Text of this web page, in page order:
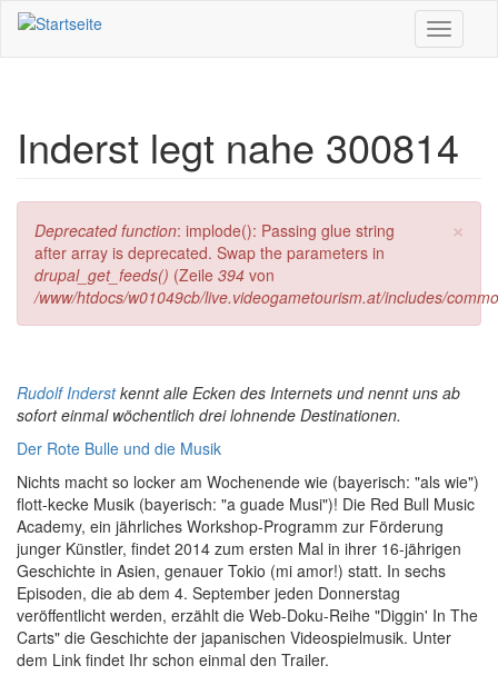
Direkt zum Inhalt
Toggle
Inderst legt nahe 300814
×
Fehlermeldung
Deprecated function: implode(): Passing glue string
after array is deprecated. Swap the parameters in
drupal_get_feeds() (Zeile 394 von
/www/htdocs/w01049cb/live.videogametourism.at/includes/
Rudolf Inderstkennt alle Ecken des Internets und nennt uns ab
sofort einmal wöchentlich drei lohnende Destinationen.
Der Rote Bulle und die Musik
Nichts macht so locker am Wochenende wie (bayerisch: "als wie")
flott-kecke Musik (bayerisch: "a guade Musi")! Die Red Bull Music
Academy, ein jährliches Workshop-Programm zur Förderung
junger Künstler, findet 2014 zum ersten Mal in ihrer 16-jährigen
Geschichte in Asien, genauer Tokio (mi amor!) statt. In sechs
Episoden, die ab dem 4. September jeden Donnerstag
veröffentlicht werden, erzählt die Web-Doku-Reihe "Diggin' In The
Carts" die Geschichte der japanischen Videospielmusik. Unter
dem Link findet Ihr schon einmal den Trailer.